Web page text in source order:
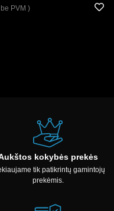
be PVM )
kokybės prekės
tik patikrintų gamintojų
prekėmis.